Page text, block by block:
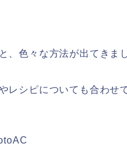
、色々な方法が出てきま
レシピについても合わせ